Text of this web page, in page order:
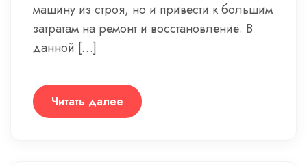
машину из строя, но и привести к большим
затратам на ремонт и восстановление. В
данной […]
Читать далее